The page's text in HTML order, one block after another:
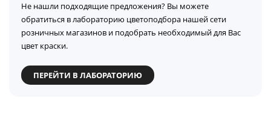
Не нашли подходящие предложения? Вы можете
обратиться в лабораторию цветоподбора нашей сети
розничных магазинов и подобрать необходимый для Вас
цвет краски.
ПЕРЕЙТИ В ЛАБОРАТОРИЮ